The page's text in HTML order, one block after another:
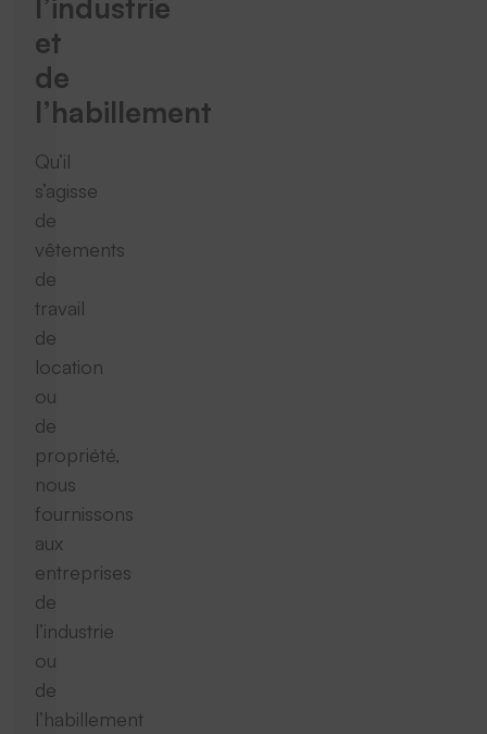
et
de
l’habillement
Qu’il
s’agisse
de
vêtements
de
travail
de
location
ou
de
propriété,
nous
fournissons
aux
entreprises
de
l’industrie
ou
de
l’habillement